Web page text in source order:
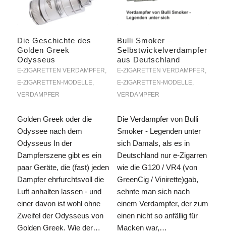
Die Geschichte des
Golden Greek
Odysseus
E-ZIGARETTEN VERDAMPFER
E-ZIGARETTEN-MODELLE,
VERDAMPFER
Golden Greek oder die
Odyssee nach dem
Odysseus In der
Dampferszene gibt es ein
paar Geräte, die (fast) jeden
Dampfer ehrfurchtsvoll die
Luft anhalten lassen - und
einer davon ist wohl ohne
Zweifel der Odysseus von
Golden Greek. Wie der…
Bulli Smoker –
Selbstwickelverdampfer
aus Deutschland
E-ZIGARETTEN VERDAMPFER
E-ZIGARETTEN-MODELLE,
VERDAMPFER
Die Verdampfer von Bulli
Smoker - Legenden unter
sich Damals, als es in
Deutschland nur e-Zigarren
wie die G120 / VR4 (von
GreenCig / Vinirette)gab,
sehnte man sich nach
einem Verdampfer, der zum
einen nicht so anfällig für
Macken war,…